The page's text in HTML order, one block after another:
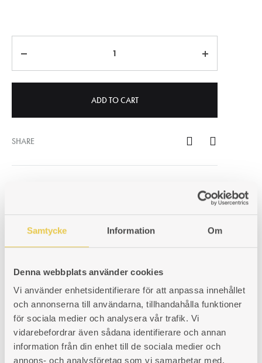
Samtycke Information Om
Denna webbplats använder cookies
Vi använder enhetsidentifierare för att anpassa innehållet
och annonserna till användarna, tillhandahålla funktioner
för sociala medier och analysera vår trafik. Vi
vidarebefordrar även sådana identifierare och annan
information från din enhet till de sociala medier och
annons- och analysföretag som vi samarbetar med.
ADD TO CART
SHARE
PRODUCT INFORMATION